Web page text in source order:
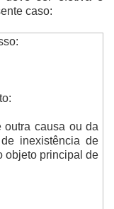
caso:
outra causa ou da
inexistência de
objeto principal de